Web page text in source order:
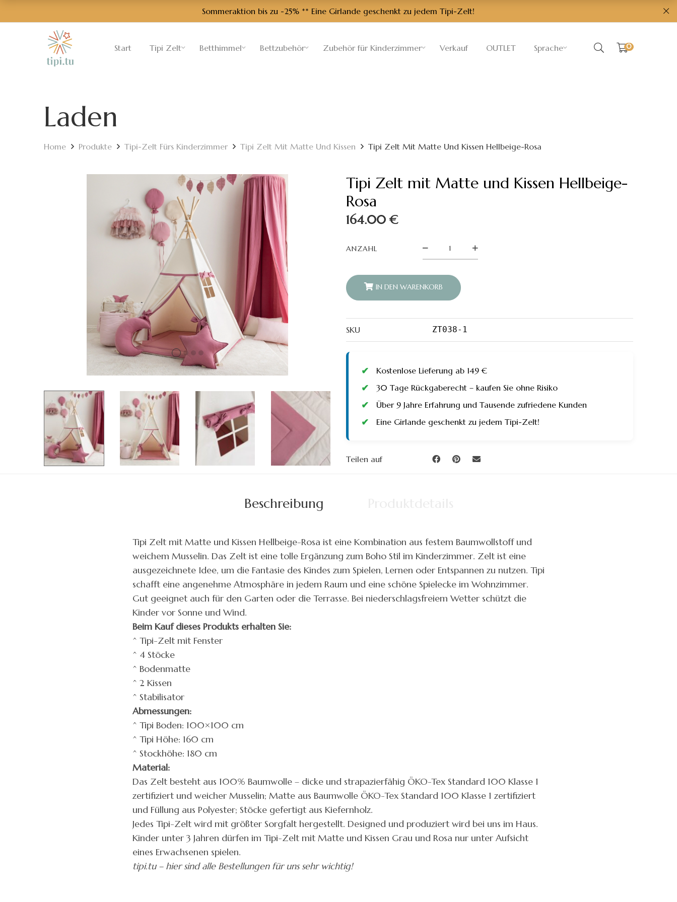
Sommeraktion bis zu -25% ** Eine Girlande geschenkt zu jedem Tipi-Zelt!
Start Tipi Zelt Betthimmel Bettzubehör Zubehör für Kinderzimmer Verkauf OUTLET Sprache 0
Laden
Home Produkte Tipi-Zelt Fürs Kinderzimmer Tipi Zelt Mit Matte Und Kissen Tipi Zelt Mit Matte Und Kissen Hellbeige-Rosa
Tipi Zelt mit Matte und Kissen Hellbeige-
Rosa
164.00€
ANZAHL
mit
Kissen
Rosa
IN DEN WARENKORB
SKU ZT038-1
Kostenlose Lieferung ab 149 €
30 Tage Rückgaberecht – kaufen Sie ohne Risiko
Über 9 Jahre Erfahrung und Tausende zufriedene Kunden
Eine Girlande geschenkt zu jedem Tipi-Zelt!
Teilen auf
Beschreibung
Tipi Zelt mit Matte und Kissen Hellbeige-Rosa ist eine Kombination aus festem Baumwollstoff und
weichem Musselin. Das Zelt ist eine tolle Ergänzung zum Boho Stil im Kinderzimmer. Zelt ist eine
ausgezeichnete Idee, um die Fantasie des Kindes zum Spielen, Lernen oder Entspannen zu nutzen. Tipi
schafft eine angenehme Atmosphäre in jedem Raum und eine schöne Spielecke im Wohnzimmer.
Gut geeignet auch für den Garten oder die Terrasse. Bei niederschlagsfreiem Wetter schützt die
Kinder vor Sonne und Wind.
Beim Kauf dieses Produkts erhalten Sie:
^ Tipi-Zelt mit Fenster
^ 4 Stöcke
^ Bodenmatte
^ 2 Kissen
^ Stabilisator
Abmessungen:
^ Tipi Boden: 100×100 cm
^ Tipi Höhe: 160 cm
^ Stockhöhe: 180 cm
Material:
Das Zelt besteht aus 100% Baumwolle – dicke und strapazierfähig ÖKO-Tex Standard 100 Klasse 1
zertifiziert und weicher Musselin; Matte aus Baumwolle ÖKO-Tex Standard 100 Klasse 1 zertifiziert
und Füllung aus Polyester; Stöcke gefertigt aus Kiefernholz.
Jedes Tipi-Zelt wird mit größter Sorgfalt hergestellt. Designed und produziert wird bei uns im Haus.
Kinder unter 3 Jahren dürfen im Tipi-Zelt mit Matte und Kissen Grau und Rosa nur unter Aufsicht
eines Erwachsenen spielen.
tipi.tu – hier sind alle Bestellungen für uns sehr wichtig!